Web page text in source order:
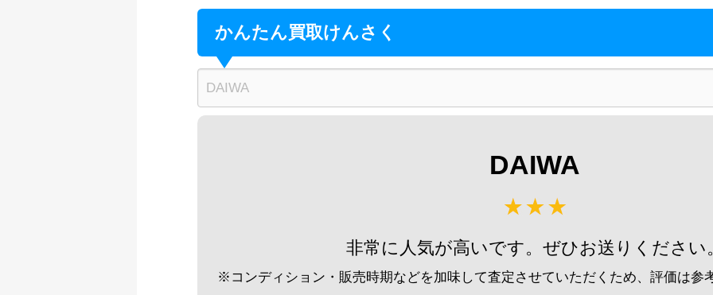
ダイワ 荒法師 21尺 へら竿 未使用
ダイワ 荒法師 武天K 18尺 へら竿 未使用
釣具買取クーポン g-turi20260807 （2026/08/31迄）
（2026/08/31迄）
ダイワ 荒法師 武天J 11尺 へら竿 未使用
ダイワ 荒法師 武天Ｋ16尺 へら竿 未使用
釣具買取クーポン g-turi20260810 （2026/08/31迄）
かんたん買取けんさく
DAIWA
非常に人気が高いです。ぜひお送りください
※コンディション・販売時期などを加味して査定させていただくため、評価は参